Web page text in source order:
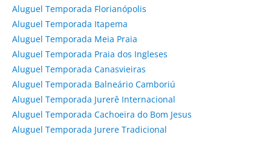
Aluguel Temporada Florianópolis
Aluguel Temporada Itapema
Aluguel Temporada Meia Praia
Aluguel Temporada Praia dos Ingleses
Aluguel Temporada Canasvieiras
Aluguel Temporada Balneário Camboriú
Aluguel Temporada Jurerê Internacional
Aluguel Temporada Cachoeira do Bom Jesus
Aluguel Temporada Jurere Tradicional